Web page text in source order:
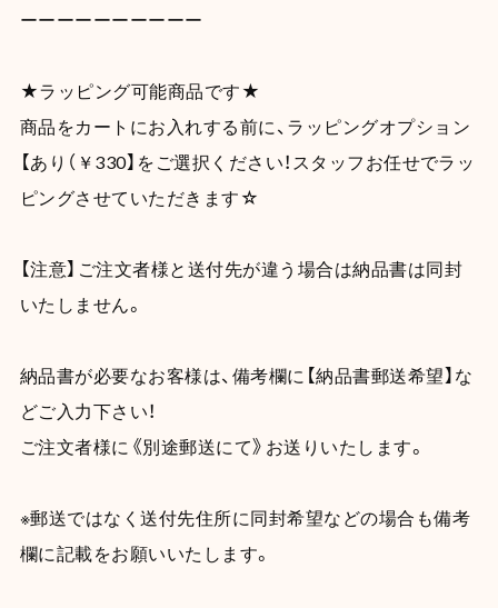
ーーーーーーーーーー
★ラッピング可能商品です★
商品をカートにお入れする前に、ラッピングオプション
【あり（￥330】をご選択ください！スタッフお任せでラッ
ピングさせていただきます☆
【注意】ご注文者様と送付先が違う場合は納品書は同封
いたしません。
納品書が必要なお客様は、備考欄に【納品書郵送希望】な
どご入力下さい！
ご注文者様に《別途郵送にて》お送りいたします。
※郵送ではなく送付先住所に同封希望などの場合も備考
欄に記載をお願いいたします。